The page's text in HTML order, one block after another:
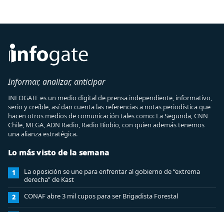
Informar, analizar, anticipar
INFOGATE es un medio digital de prensa independiente, informativo,
serio y creíble, así dan cuenta las referencias a notas periodística que
hacen otros medios de comunicación tales como: La Segunda, CNN
Chile, MEGA, ADN Radio, Radio Biobio, con quien además tenemos
una alianza estratégica.
Lo más visto de la semana
1
La oposición se une para enfrentar al gobierno de “extrema
derecha” de Kast
2 CONAF abre 3 mil cupos para ser Brigadista Forestal